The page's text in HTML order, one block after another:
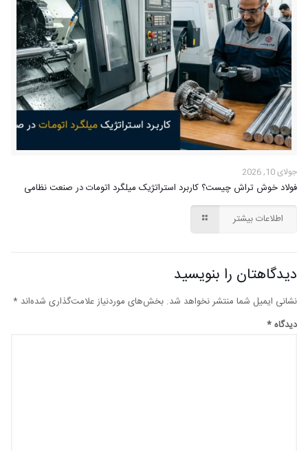
جولای 10, 2026
فولاد خوش تراش چیست؟ کاربرد استراتژیک میلگرد اتومات در صنعت نظامی
اطلاعات بیشتر
دیدگاهتان را بنویسید
نشانی ایمیل شما منتشر نخواهد شد. بخش‌های موردنیاز علامت‌گذاری شده‌اند *
دیدگاه*